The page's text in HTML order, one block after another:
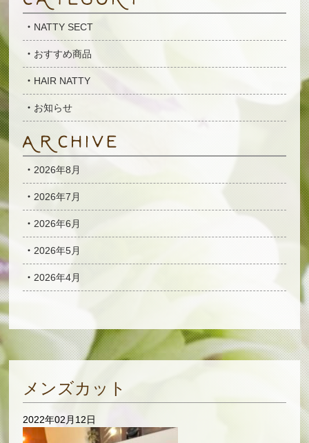
NATTY SECT
おすすめ商品
HAIR NATTY
お知らせ
2026年8月
2026年7月
2026年6月
2026年5月
2026年4月
メンズカット
2022年02月12日